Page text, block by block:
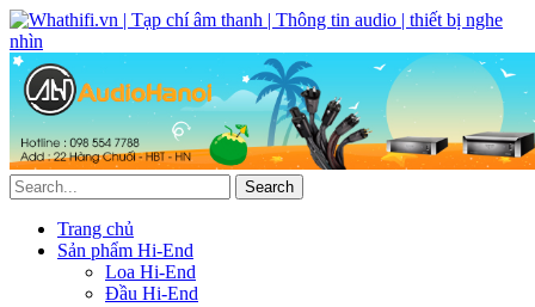
Trang chủ
Sản phẩm Hi-End
Loa Hi-End
Đầu Hi-End